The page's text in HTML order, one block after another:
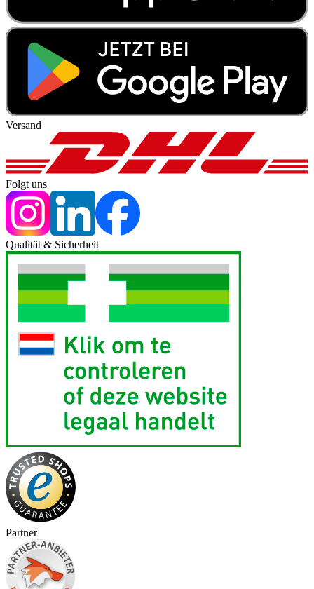
Versand
Folgt uns
Qualität & Sicherheit
Partner